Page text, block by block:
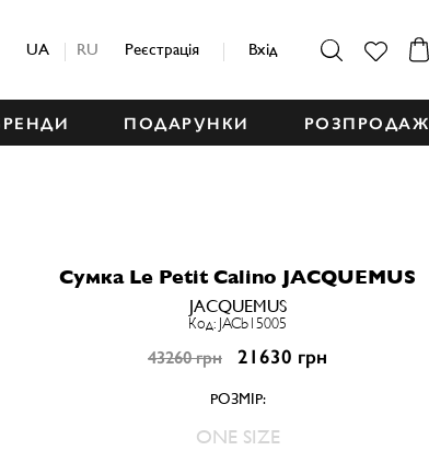
UA RU Реєстрація Вхід
ПОДАРУНКИ РОЗПРОДАЖ
Сумка Le Petit Calino JACQUEMUS
JACQUEMUS
Код: JACb15005
43260 грн 21630 грн
РОЗМІР:
ONE SIZE